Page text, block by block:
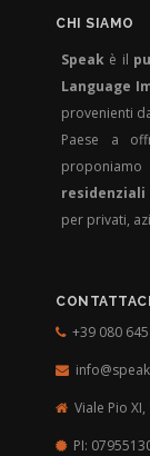
CHI SIAMO
Speak è il
Language
provenienti
Paese a
proponiamo
per privati,
CONTATTACI
+39 080
Viale Pio
PI: